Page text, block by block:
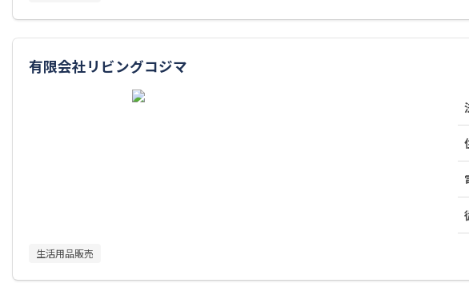
有限会社リビングコジマ
生活用品販売